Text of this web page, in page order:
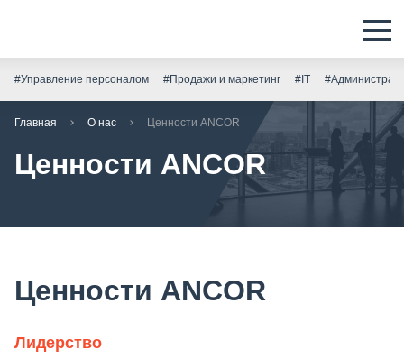
#Управление персоналом #Продажи и маркетинг #IT
Главная О нас Ценности ANCOR
Ценности ANCOR
Ценности ANCOR
Лидерство